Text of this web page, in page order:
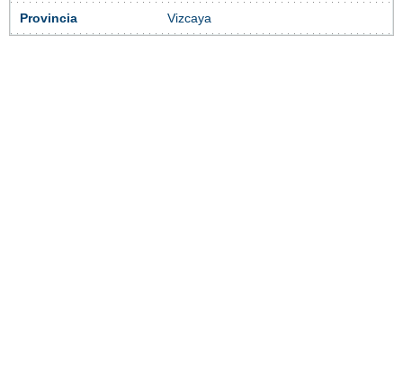
Provincia Vizcaya